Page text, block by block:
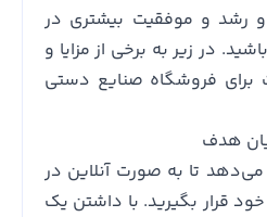
و رشد و موفقیت بیشتری در
در زیر به برخی از مزایا و
فروشگاه صنایع دستی
هدف
تا به صورت آنلاین در
قرار بگیرید. با داشتن یک